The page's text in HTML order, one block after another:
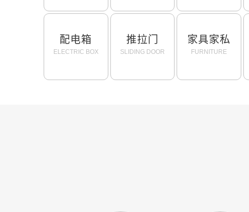
配电箱
ELECTRIC BOX
推拉门
SLIDING DOOR
家具家私
FURNITURE